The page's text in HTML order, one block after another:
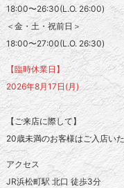
18:00〜26:30(L.O. 26:00)
＜金・土・祝前日＞
18:00〜27:00(L.O. 26:30)
【臨時休業日】
2026年8月17日(月)
【ご来店に際して】
20歳未満のお客様はご入店い
アクセス
JR浜松町駅 北口 徒歩3分